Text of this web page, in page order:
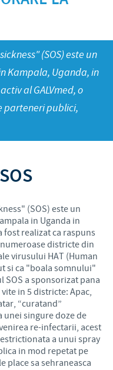
mondial
VANZARE
(SOS) este un
Kampala, Uganda, in
al GALVmed, o
parteneri publici,
(SOS) este un
in Uganda in
fost realizat ca raspuns
districte din
virusului HAT (Human
si ca "boala somnului"
SOS a sponsorizat pana
in 5 districte: Apac,
“curatand”
singure doze de
re-infectarii, acest
a unui spray
in mod repetat pe
place sa sehraneasca